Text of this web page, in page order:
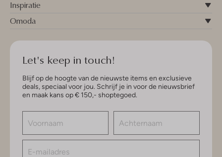
Inspiratie
Omoda
Let's keep in touch!
Blijf op de hoogte van de nieuwste items en exclusieve
deals, speciaal voor jou. Schrijf je in voor de nieuwsbrief
en maak kans op € 150,- shoptegoed.